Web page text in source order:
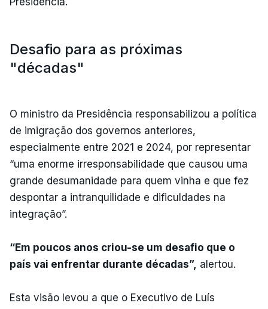
Desafio para as próximas
"décadas"
O ministro da Presidência responsabilizou a política
de imigração dos governos anteriores,
especialmente entre 2021 e 2024, por representar
“uma enorme irresponsabilidade que causou uma
grande desumanidade para quem vinha e que fez
despontar a intranquilidade e dificuldades na
integração”.
“Em poucos anos criou-se um desafio que o
país vai enfrentar durante décadas”, alertou.
Esta visão levou a que o Executivo de Luís